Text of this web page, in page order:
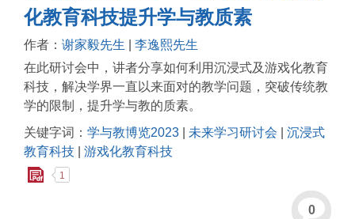
化教育科技提升学与教质素
作者： 谢家毅先生
李逸熙先生
在此研讨会中，讲者分享如何利用沉浸式及游戏化教育
科技，解决学界一直以来面对的教学问题，突破传统教
学的限制，提升学与教的质素。
关键字词： 学与教博览2023 未来学习研讨会
沉浸式
教育科技
游戏化教育科技
1
0